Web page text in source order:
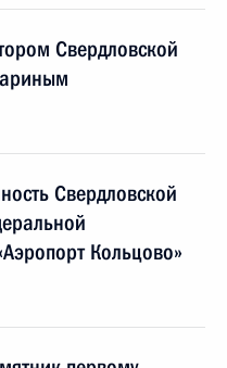
Свердловской
Свердловской
Кольцово»